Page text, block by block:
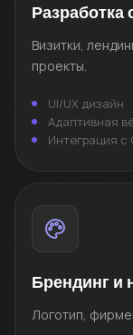
Разработка
Визитки,
проекты.
UI/UX дизайн
Адаптивная
Интеграция с
Брендинг и
Логотип,